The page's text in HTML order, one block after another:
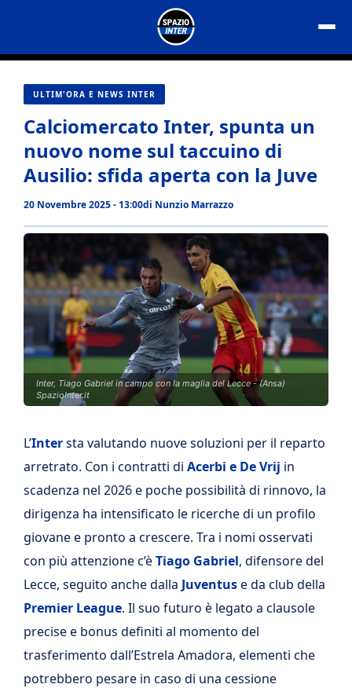
contenuto
ULTIM'ORA E NEWS INTER
Calciomercato Inter, spunta un
nuovo nome sul taccuino di
Ausilio: sfida aperta con la Juve
20 Novembre 2025 - 13:00di Nunzio Marrazzo
Inter, Tiago Gabriel in campo con la maglia del Lecce - (Ansa)
SpazioInter.it
L’Intersta valutando nuove soluzioni per il reparto
arretrato. Con i contratti di Acerbi e De Vrij in
scadenza nel 2026 e poche possibilità di rinnovo, la
dirigenza ha intensificato le ricerche di un profilo
giovane e pronto a crescere. Tra i nomi osservati
con più attenzione c’èTiago Gabriel, difensore del
Lecce, seguito anche dalla Juventuse da club della
Premier League. Il suo futuro è legato a clausole
precise e bonus definiti al momento del
trasferimento dall’Estrela Amadora, elementi che
potrebbero pesare in caso di una cessione